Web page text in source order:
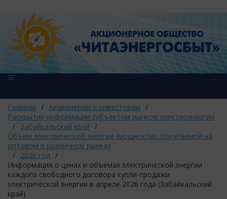
Главная / Акционерам и инвесторам /
Раскрытие информации субъектом рынков электроэнергии
/ Забайкальский край /
Объем электрической энергии (мощности), покупаемой на
оптовом и розничном рынках
/ 2026 год /
Информация о ценах и объемах электрической энергии
каждого свободного договора купли-продажи
электрической энергии в апреле 2026 года (Забайкальский
край)